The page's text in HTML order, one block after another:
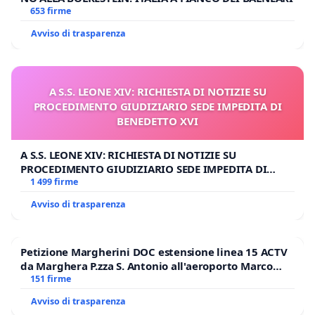
653 firme
Avviso di trasparenza
A S.S. LEONE XIV: RICHIESTA DI NOTIZIE SU
PROCEDIMENTO GIUDIZIARIO SEDE IMPEDITA DI
BENEDETTO XVI
A S.S. LEONE XIV: RICHIESTA DI NOTIZIE SU
PROCEDIMENTO GIUDIZIARIO SEDE IMPEDITA DI
BENEDETTO XVI
1 499 firme
Avviso di trasparenza
Petizione Margherini DOC estensione linea 15 ACTV
da Marghera P.zza S. Antonio all'aeroporto Marco
Polo tariffa a € 1,50
151 firme
Avviso di trasparenza